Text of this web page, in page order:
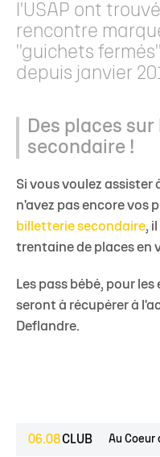
l'USAP ont
rencontre
"guichets
depuis janvier
Des places
secondaire !
Si vous voulez assister
n'avez pas encore vos
billetterie secondaire,
trentaine de places en
Les pass bébé, pour
seront à récupérer à
Deflandre.
06.08CLUB Au Coeur